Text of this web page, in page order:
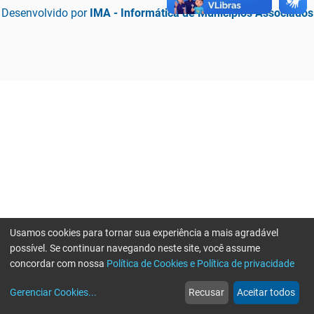
Desenvolvido por IMA - Informática de Municípios Associados
web
Notícias
more_horiz
Mais
Usamos cookies para tornar sua experiência a mais agradável
possível. Se continuar navegando neste site, você assume
concordar com nossa Política de Cookies e Política de privacidade
Gerenciar Cookies... Recusar Aceitar todos
Erro ao enviar informações, por favor tente novamente